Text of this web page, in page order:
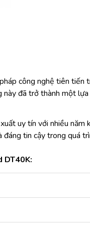
công nghệ tiên tiến
đã trở thành một
uy tín với nhiều năm
tin cậy trong quá
DT40K: